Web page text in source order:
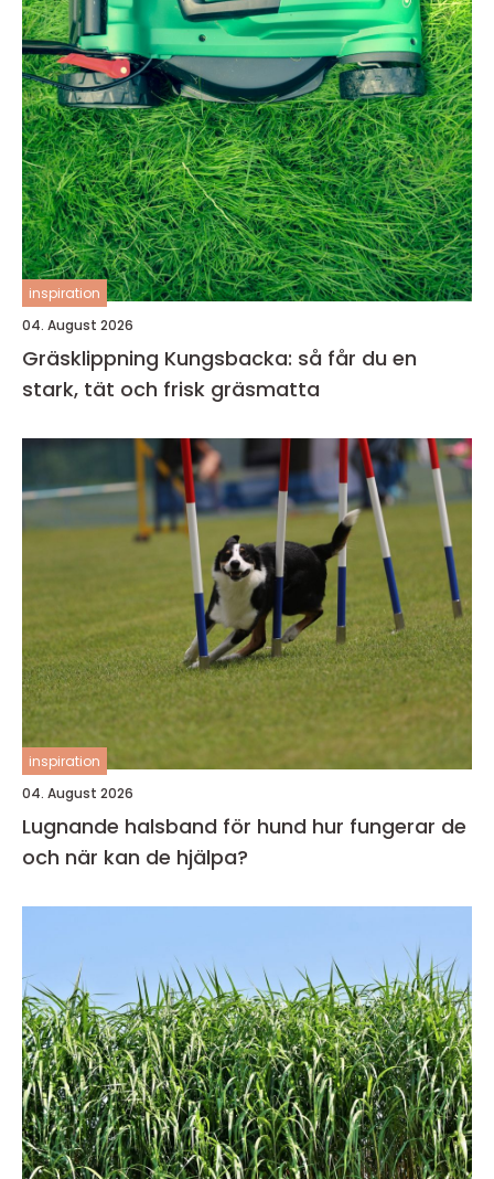
inspiration
04. August 2026
Gräsklippning Kungsbacka: så får du en
stark, tät och frisk gräsmatta
inspiration
04. August 2026
Lugnande halsband för hund hur fungerar de
och när kan de hjälpa?